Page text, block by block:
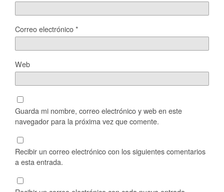
Correo electrónico*
Web
Guarda mi nombre, correo electrónico y web en este
navegador para la próxima vez que comente.
Recibir un correo electrónico con los siguientes comentarios
a esta entrada.